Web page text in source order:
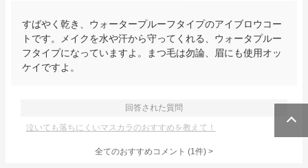
すばやく乾き、ウォータープルーフタイプのアイブロウコー
トです。メイクを水や汗から守ってくれる、ウォータプルー
フタイプになっていますよ。まつ毛は勿論、眉にも使用オッ
ケイですよ。
回答された質問
泣いても落ちにくいマスカラのおすすめを教えて！
全てのおすすめコメント (1件) >